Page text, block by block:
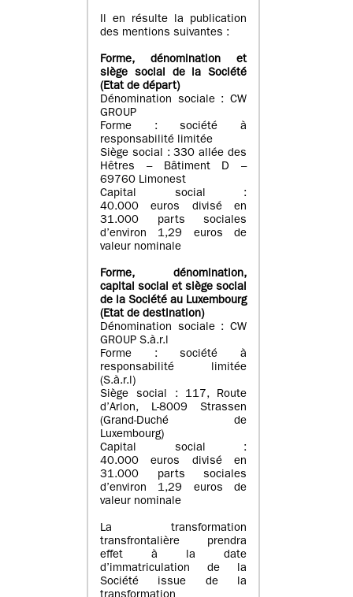
Il en résulte la publication
des mentions suivantes :
Forme, dénomination et
siège social de la Société
(Etatde départ)
Dénomination sociale : CW
GROUP
Forme : société à
responsabilité limitée
Siège social : 330 allée des
Hêtres – Bâtiment D –
69760 Limonest
Capital social :
40.000 euros divisé en
31.000 parts sociales
d’environ 1,29 euros de
valeur nominale
Forme, dénomination,
capital social et siège social
de la Société au Luxembourg
(Etat de destination)
Dénomination sociale : CW
GROUP S.à.r.l
Forme : société à
responsabilité limitée
(S.à.r.l)
Siège social : 117, Route
d’Arlon, L-8009 Strassen
(Grand-Duché de
Luxembourg)
Capital social :
40.000 euros divisé en
31.000 parts sociales
d’environ 1,29 euros de
valeur nominale
La transformation
transfrontalière prendra
effet à la date
d’immatriculation de la
Société issue de la